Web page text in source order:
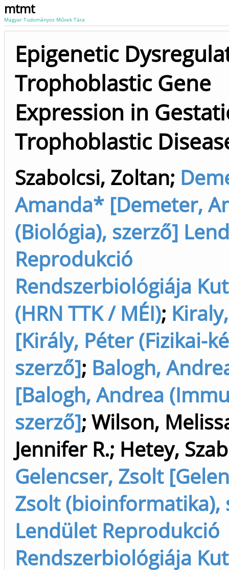
mtmt
Magyar Tudományos Művek Tára
Epigenetic
Trophoblastic Gene
Expression in
Trophoblastic
Szabolcsi, Zoltan;
Amanda* [Demeter,
(Biológia), szerző]
Reprodukció
Rendszerbiológiája
(HRN TTK / MÉI);
[Király, Péter (Fizikai-
szerző]; Balogh,
[Balogh, Andrea
szerző]; Wilson,
Jennifer R.; Hetey,
Gelencser, Zsolt
Zsolt (bioinformatika),
Lendület Reprodukció
Rendszerbiológiája